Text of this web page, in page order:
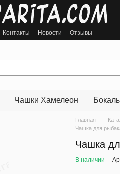
Контакты Новости Отзывы
Чашки Хамелеон
Главная
Чашка для
Чашка
В наличии